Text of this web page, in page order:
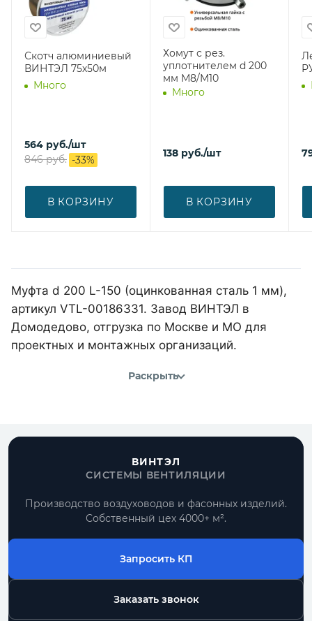
Скотч алюминиевый
ВИНТЭЛ 75х50м
Много
564 руб./шт
846руб. -33%
В КОРЗИНУ
Хомут с рез.
уплотнителем d 200
мм М8/М10
Много
138 руб./шт
В КОРЗИНУ
Муфта d 200 L-150 (оцинкованная сталь 1 мм),
артикул VTL-00186331. Завод ВИНТЭЛ в
Домодедово, отгрузка по Москве и МО для
проектных и монтажных организаций.
Раскрыть
ВИНТЭЛ
СИСТЕМЫ ВЕНТИЛЯЦИИ
Производство воздуховодов и фасонных изделий.
Собственный цех 4000+ м².
Запросить КП
Заказать звонок